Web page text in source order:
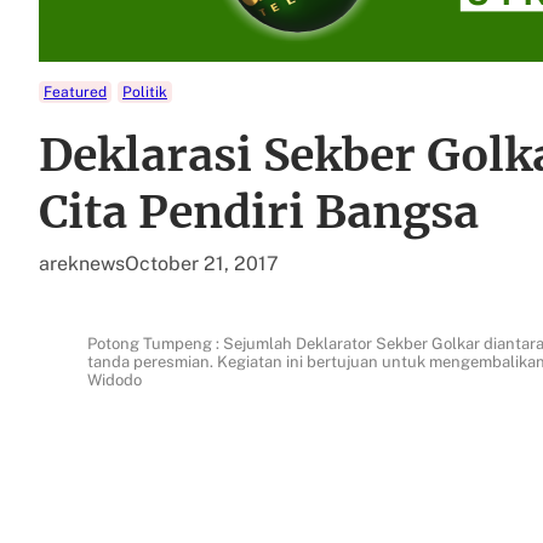
Featured Politik
Deklarasi Sekber
Cita Pendiri Bangsa
areknewsOctober 21, 2017
Potong Tumpeng : Sejumlah Deklarator Sekber Golkar
tanda peresmian. Kegiatan ini bertujuan untuk
Widodo